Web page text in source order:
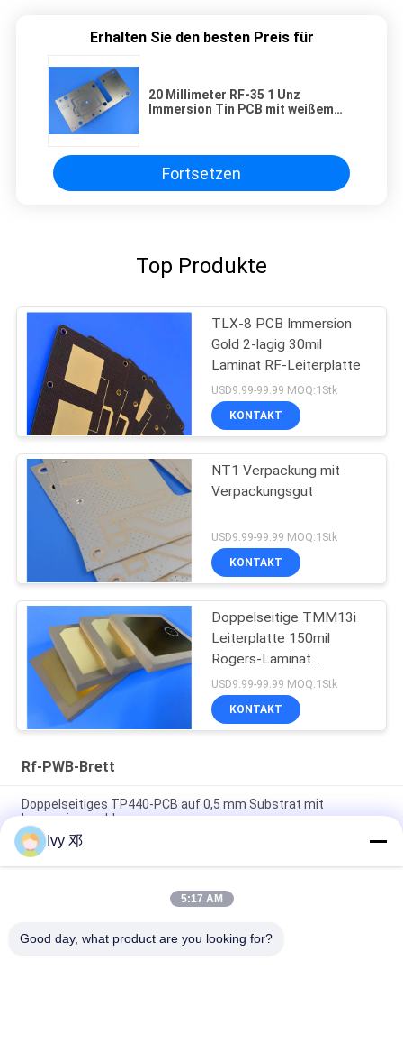
Erhalten Sie den besten Preis für
20 Millimeter RF-35 1 Unz
Immersion Tin PCB mit weißem
Fortsetzen
Top Produkte
TLX-8 PCB Immersion
Gold 2-lagig 30mil
Laminat RF-Leiterplatte
USD9.99-99.99 MOQ:1Stk
KONTAKT
NT1 Verpackung mit
Verpackungsgut
USD9.99-99.99 MOQ:1Stk
KONTAKT
Doppelseitige TMM13i
Leiterplatte 150mil
Rogers-Laminat
Hochfrequenzschaltungen
USD9.99-99.99 MOQ:1Stk
KONTAKT
Rf-PWB-Brett
Doppelseitiges TP440-PCB auf 0,5 mm Substrat mit
Immersionsgold
Doppelseitiges CER-10 Hochfrequenz-PCB 30 Millimeter
Laminat-Immersionssilber
5 mil Dicke WL-CT300 PCB 2-Schicht schwarz Seidenfläche
Ivy 邓
5:17 AM
Good day, what product are you looking for?